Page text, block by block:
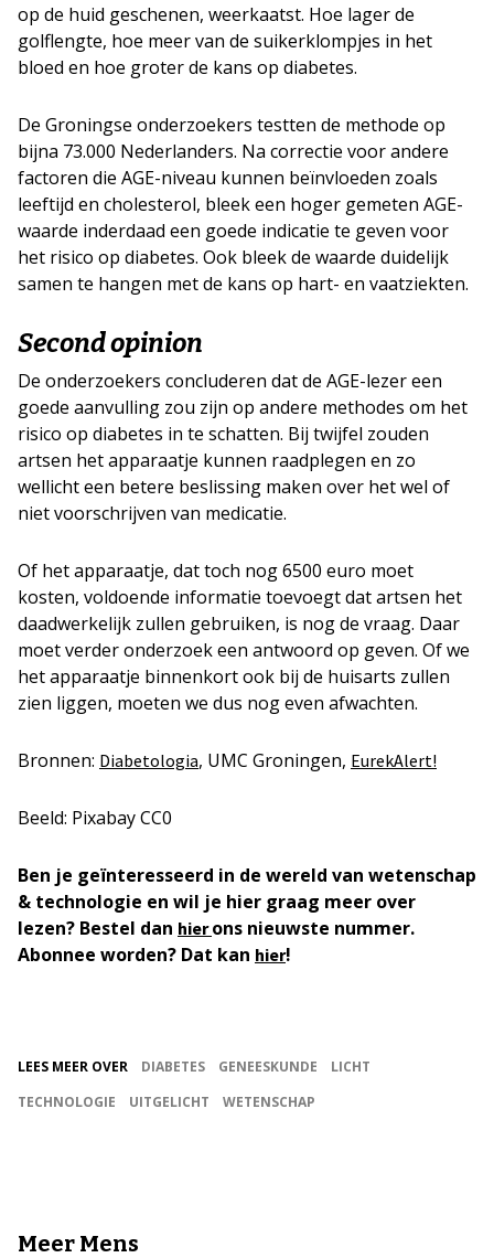
op de huid geschenen, weerkaatst. Hoe lager de
golflengte, hoe meer van de suikerklompjes in het
bloed en hoe groter de kans op diabetes.
De Groningse onderzoekers testten de methode op
bijna 73.000 Nederlanders. Na correctie voor andere
factoren die AGE-niveau kunnen beïnvloeden zoals
leeftijd en cholesterol, bleek een hoger gemeten AGE-
waarde inderdaad een goede indicatie te geven voor
het risico op diabetes. Ook bleek de waarde duidelijk
samen te hangen met de kans op hart- en vaatziekten.
Second opinion
De onderzoekers concluderen dat de AGE-lezer een
goede aanvulling zou zijn op andere methodes om het
risico op diabetes in te schatten. Bij twijfel zouden
artsen het apparaatje kunnen raadplegen en zo
wellicht een betere beslissing maken over het wel of
niet voorschrijven van medicatie.
Of het apparaatje, dat toch nog 6500 euro moet
kosten, voldoende informatie toevoegt dat artsen het
daadwerkelijk zullen gebruiken, is nog de vraag. Daar
moet verder onderzoek een antwoord op geven. Of we
het apparaatje binnenkort ook bij de huisarts zullen
zien liggen, moeten we dus nog even afwachten.
Bronnen: Diabetologia, UMC Groningen, EurekAlert!
Beeld: Pixabay CC0
Ben je geïnteresseerd in de wereld van wetenschap
& technologie en wil je hier graag meer over
lezen? Bestel dan hierons nieuwste nummer.
Abonnee worden? Dat kan hier!
LEES MEER OVER DIABETES GENEESKUNDE
LICHT
TECHNOLOGIE
UITGELICHT WETENSCHAP
Meer Mens